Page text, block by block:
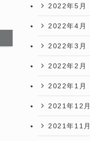
2022年5月
2022年4月
2022年3月
2022年2月
2022年1月
2021年12月
2021年11月